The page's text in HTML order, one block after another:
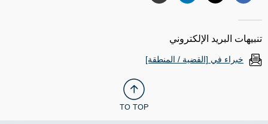
تنبيهات البريد الإلكتروني
خبراء في [القضية / المنطقة]
TO TOP